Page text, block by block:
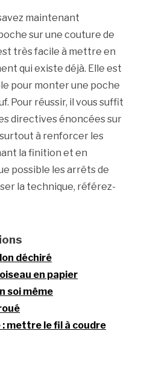
maintenant
sur une couture de
très facile à mettre en
qui existe déjà. Elle est
pour monter une poche
Pour réussir, il vous suffit
directives énoncées sur
surtout à renforcer les
la finition et en
possible les arrêts de
la technique, référez-
déchiré
en papier
soi même
: mettre le fil à coudre